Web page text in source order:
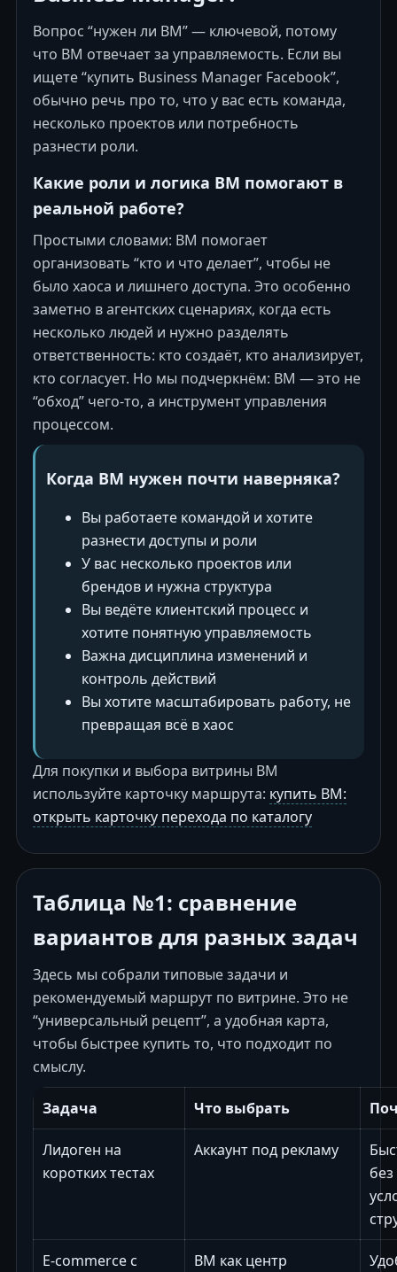
Вопрос “нужен ли BM” — ключевой, потому
что BM отвечает за управляемость. Если вы
ищете “купить Business Manager Facebook”,
обычно речь про то, что у вас есть команда,
несколько проектов или потребность
разнести роли.
Какие роли и логика BM помогают в
реальной работе?
Простыми словами: BM помогает
организовать “кто и что делает”, чтобы не
было хаоса и лишнего доступа. Это особенно
заметно в агентских сценариях, когда есть
несколько людей и нужно разделять
ответственность: кто создаёт, кто анализирует,
кто согласует. Но мы подчеркнём: BM — это не
“обход” чего-то, а инструмент управления
процессом.
Когда BM нужен почти наверняка?
Вы работаете командой и хотите
разнести доступы и роли
У вас несколько проектов или
брендов и нужна структура
Вы ведёте клиентский процесс и
хотите понятную управляемость
Важна дисциплина изменений и
контроль действий
Вы хотите масштабировать работу, не
превращая всё в хаос
Для покупки и выбора витрины BM
используйте карточку маршрута: купить BM:
открыть карточку перехода по каталогу
Таблица №1: сравнение
вариантов для разных задач
Здесь мы собрали типовые задачи и
рекомендуемый маршрут по витрине. Это не
“универсальный рецепт”, а удобная карта,
чтобы быстрее купить то, что подходит по
смыслу.
Задача Что выбрать
Лидоген на
коротких тестах
Аккаунт под рекламу
без
E-commerce с
BM как центр